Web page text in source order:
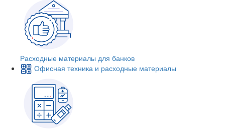
Расходные материалы для банков
Офисная техника и расходные материалы